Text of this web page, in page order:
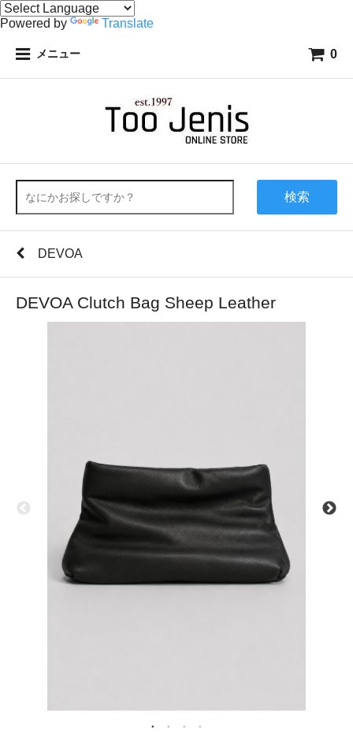
Powered by Translate
メニュー 0
検索
DEVOA
DEVOA Clutch Bag Sheep Leather